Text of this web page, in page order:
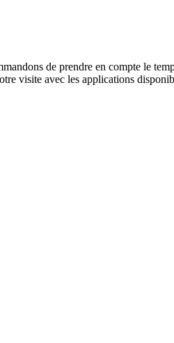
de prendre en compte le
visite avec les applications